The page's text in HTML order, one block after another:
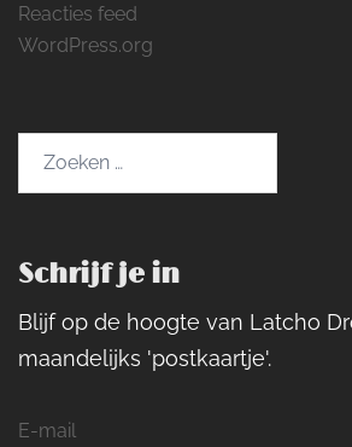
Reacties feed
WordPress.org
Schrijf je in
Blijf op de hoogte van Latcho
maandelijks 'postkaartje'.
E-mail